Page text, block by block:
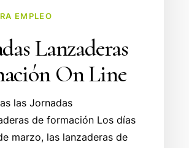
EMPLEO
Lanzaderas
On Line
las Jornadas
de formación Los días
marzo, las lanzaderas de